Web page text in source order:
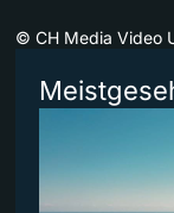
© CH Media Video